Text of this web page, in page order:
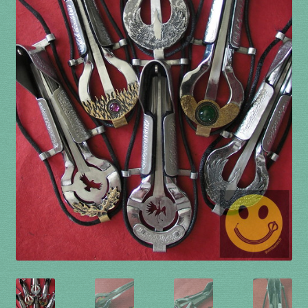
accordée
ACCUEIL
CERFS VOLANTS
Commande
Comment fabriquer une guimbarde….
Comment jouer de la guimbarde….
Conditions générales de ventes et mentions